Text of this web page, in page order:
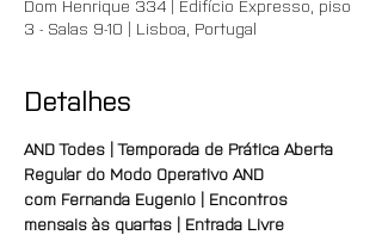
Dom Henrique 334 | Edifício Expresso, piso
3 - Salas 9-10 | Lisboa, Portugal
Detalhes
AND Todes | Temporada de Prática Aberta
Regular do Modo Operativo AND
com Fernanda Eugenio | Encontros
mensais às quartas | Entrada Livre